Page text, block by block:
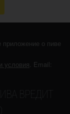
о пиве
условия . Email:
ВРЕДИТ